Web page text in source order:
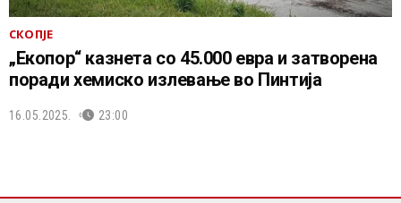
СКОПЈЕ
„Екопор“ казнета со 45.000 евра и затворена
поради хемиско излевање во Пинтија
16.05.2025. 23:00